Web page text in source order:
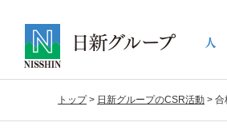
トップ> 日新グループのCSR活動 > 合